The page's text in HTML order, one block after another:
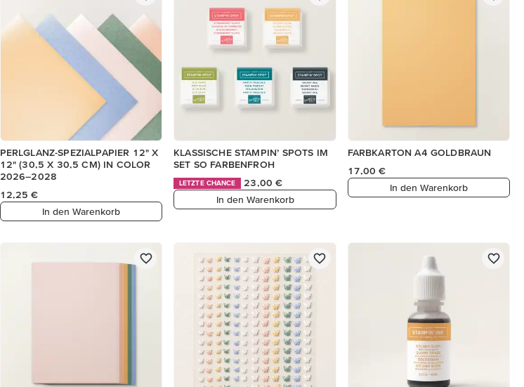
PERLGLANZ-SPEZIALPAPIER 12" X
12" (30,5 X 30,5 CM) IN COLOR
2026–2028
12,25 €
In den Warenkorb
KLASSISCHE STAMPIN’ SPOTS IM
SET SO FARBENFROH
LETZTE CHANCE
23,00 €
In den Warenkorb
FARBKARTON A4 GOLDBRAUN
17,00 €
In den Warenkorb